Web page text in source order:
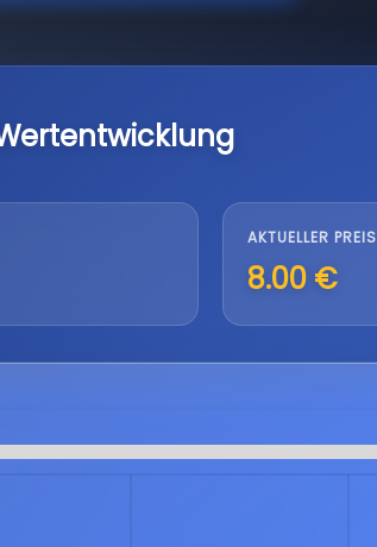
Wertentwicklung
AKTUELLER PREIS
8.00 €